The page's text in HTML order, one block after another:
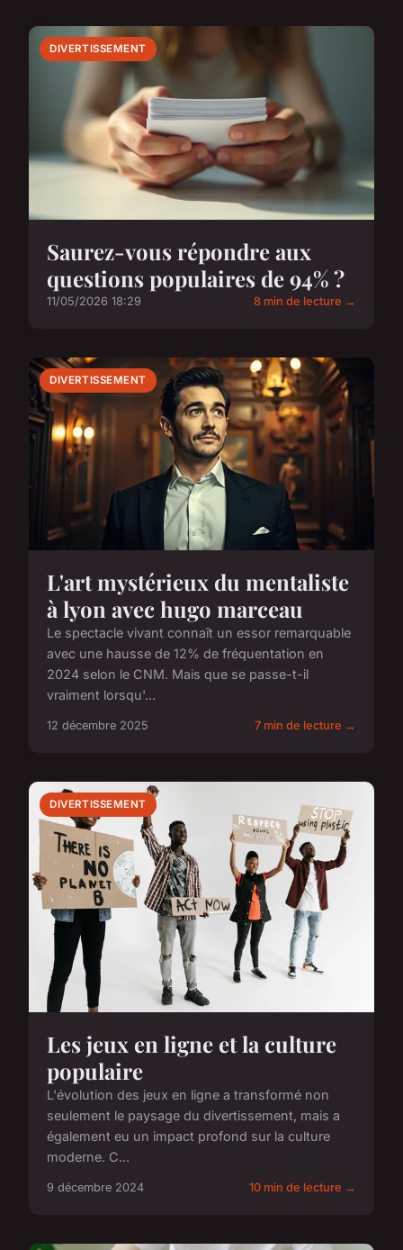
DIVERTISSEMENT
Saurez-vous répondre aux
questions populaires de 94% ?
11/05/2026 18:29 8 min de lecture →
DIVERTISSEMENT
L'art mystérieux du mentaliste
à lyon avec hugo marceau
Le spectacle vivant connaît un essor remarquable
avec une hausse de 12% de fréquentation en
2024 selon le CNM. Mais que se passe-t-il
vraiment lorsqu'...
12 décembre 2025 7 min de lecture →
DIVERTISSEMENT
Les jeux en ligne et la culture
populaire
L'évolution des jeux en ligne a transformé non
seulement le paysage du divertissement, mais a
également eu un impact profond sur la culture
moderne. C...
9 décembre 2024 10 min de lecture →